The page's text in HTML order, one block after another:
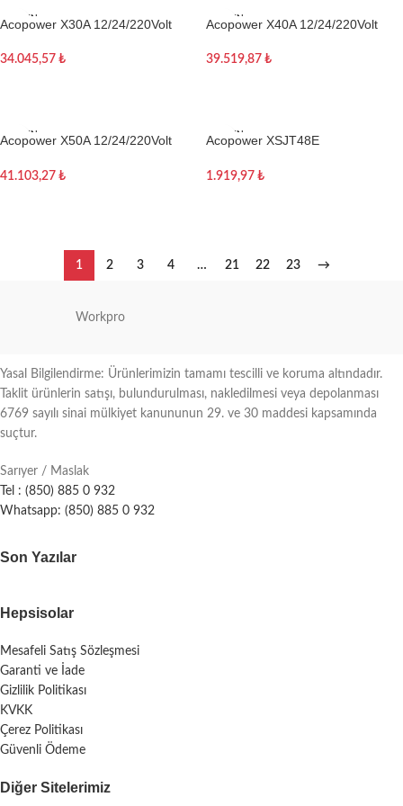
TÜKEN
DI
Acopower X30A 12/24/220Volt
Outdoor Oto Buzdolabı
34.045,57 ₺
TÜKEN
DI
Acopower X40A 12/24/220Volt
Outdoor Oto Buzdolabı
39.519,87 ₺
TÜKEN
DI
Acopower X50A 12/24/220Volt
Outdoor Oto Buzdolabı
41.103,27 ₺
TÜKEN
DI
Acopower XSJT48E
Şarj Cihazı
1.919,97 ₺
1 2 3 4 … 21 22 23 →
Workpro
Yasal Bilgilendirme: Ürünlerimizin tamamı tescilli ve koruma altındadır.
Taklit ürünlerin satışı, bulundurulması, nakledilmesi veya depolanması
6769 sayılı sinai mülkiyet kanununun 29. ve 30 maddesi kapsamında
suçtur.
Sarıyer / Maslak
Tel : (850) 885 0 932
Whatsapp: (850) 885 0 932
Son Yazılar
Hepsisolar
Mesafeli Satış Sözleşmesi
Garanti ve İade
Gizlilik Politikası
KVKK
Çerez Politikası
Güvenli Ödeme
Diğer Sitelerimiz